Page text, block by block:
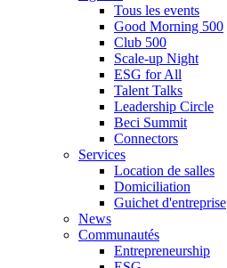
Tous les events
Good Morning 500
Club 500
Scale-up Night
ESG for All
Talent Talks
Leadership Circle
Beci Summit
Connectors
Services
Location de salles
Domiciliation
Guichet d'entreprise
News
Communautés
Entrepreneurship